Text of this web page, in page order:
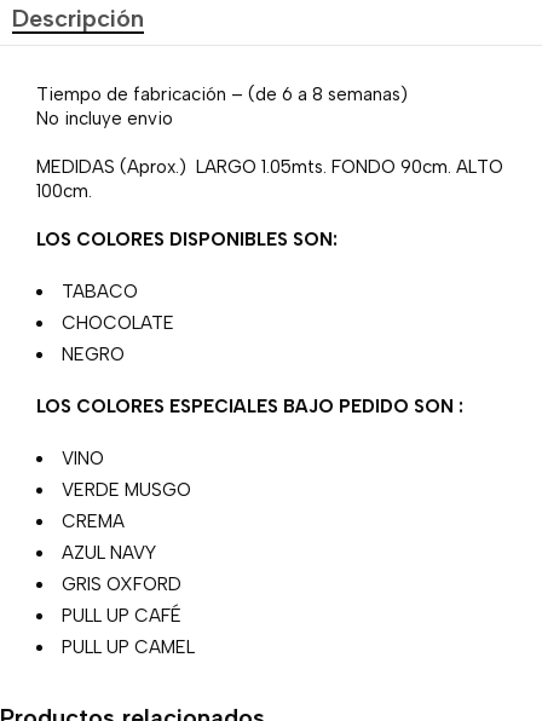
Descripción
Tiempo de fabricación – (de 6 a 8 semanas)
No incluye envio
MEDIDAS (Aprox.) LARGO 1.05mts. FONDO 90cm. ALTO
100cm.
LOS COLORES DISPONIBLES SON:
TABACO
CHOCOLATE
NEGRO
LOS COLORES ESPECIALES BAJO PEDIDO SON :
VINO
VERDE MUSGO
CREMA
AZUL NAVY
GRIS OXFORD
PULL UP CAFÉ
PULL UP CAMEL